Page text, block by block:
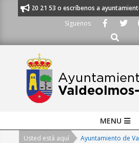
al 91 620 21 53 o escríbenos a
Síguenos
Buscar
Navigation
MENU
Usted está aquí Ayuntamiento de